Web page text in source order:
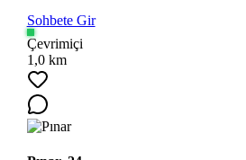
Sohbete Gir
Çevrimiçi
1,0 km